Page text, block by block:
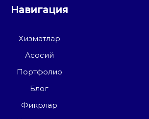
Навигация
Хизматлар
Асосий
Портфолио
Блог
Фикрлар